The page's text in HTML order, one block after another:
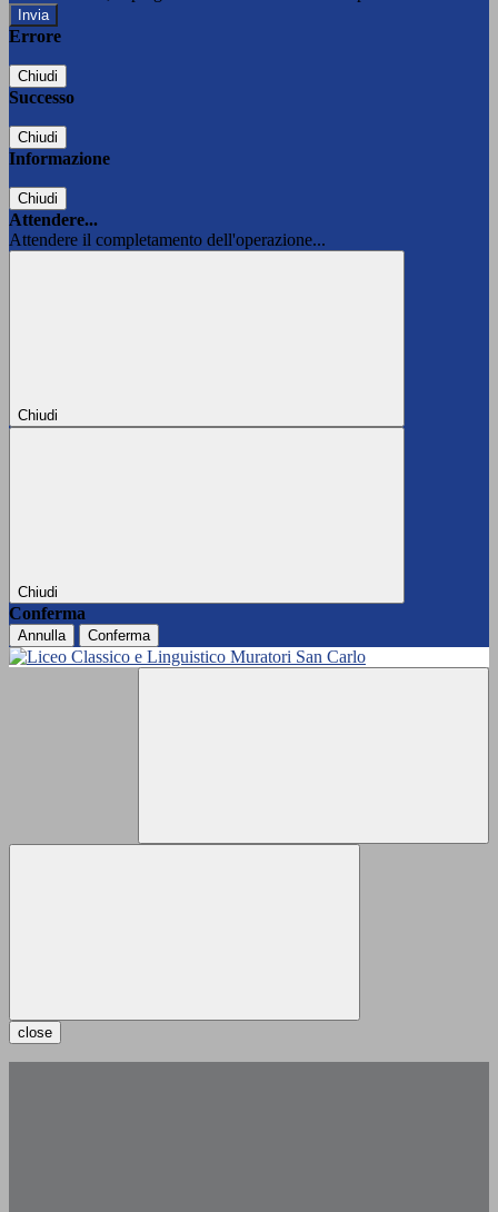
Errore
Chiudi
Successo
Chiudi
Informazione
Chiudi
Attendere...
Attendere il completamento dell'operazione...
Chiudi
Chiudi
Conferma
Annulla Conferma
close